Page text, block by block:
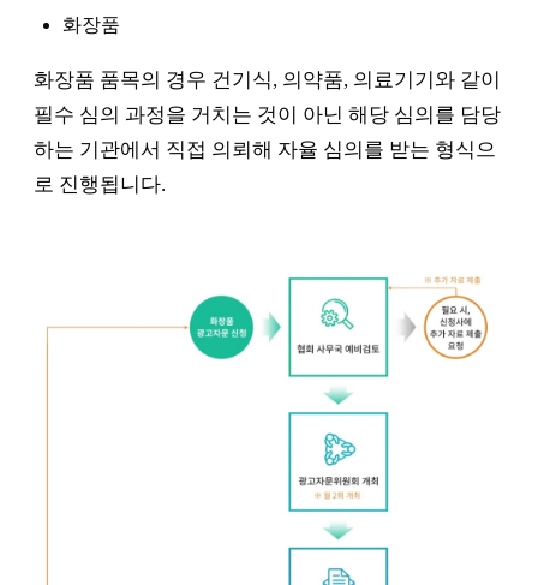
화장품
화장품 품목의 경우 건기식, 의약품, 의료기기와 같이
필수 심의 과정을 거치는 것이 아닌 해당 심의를 담당
하는 기관에서 직접 의뢰해 자율 심의를 받는 형식으
로 진행됩니다.